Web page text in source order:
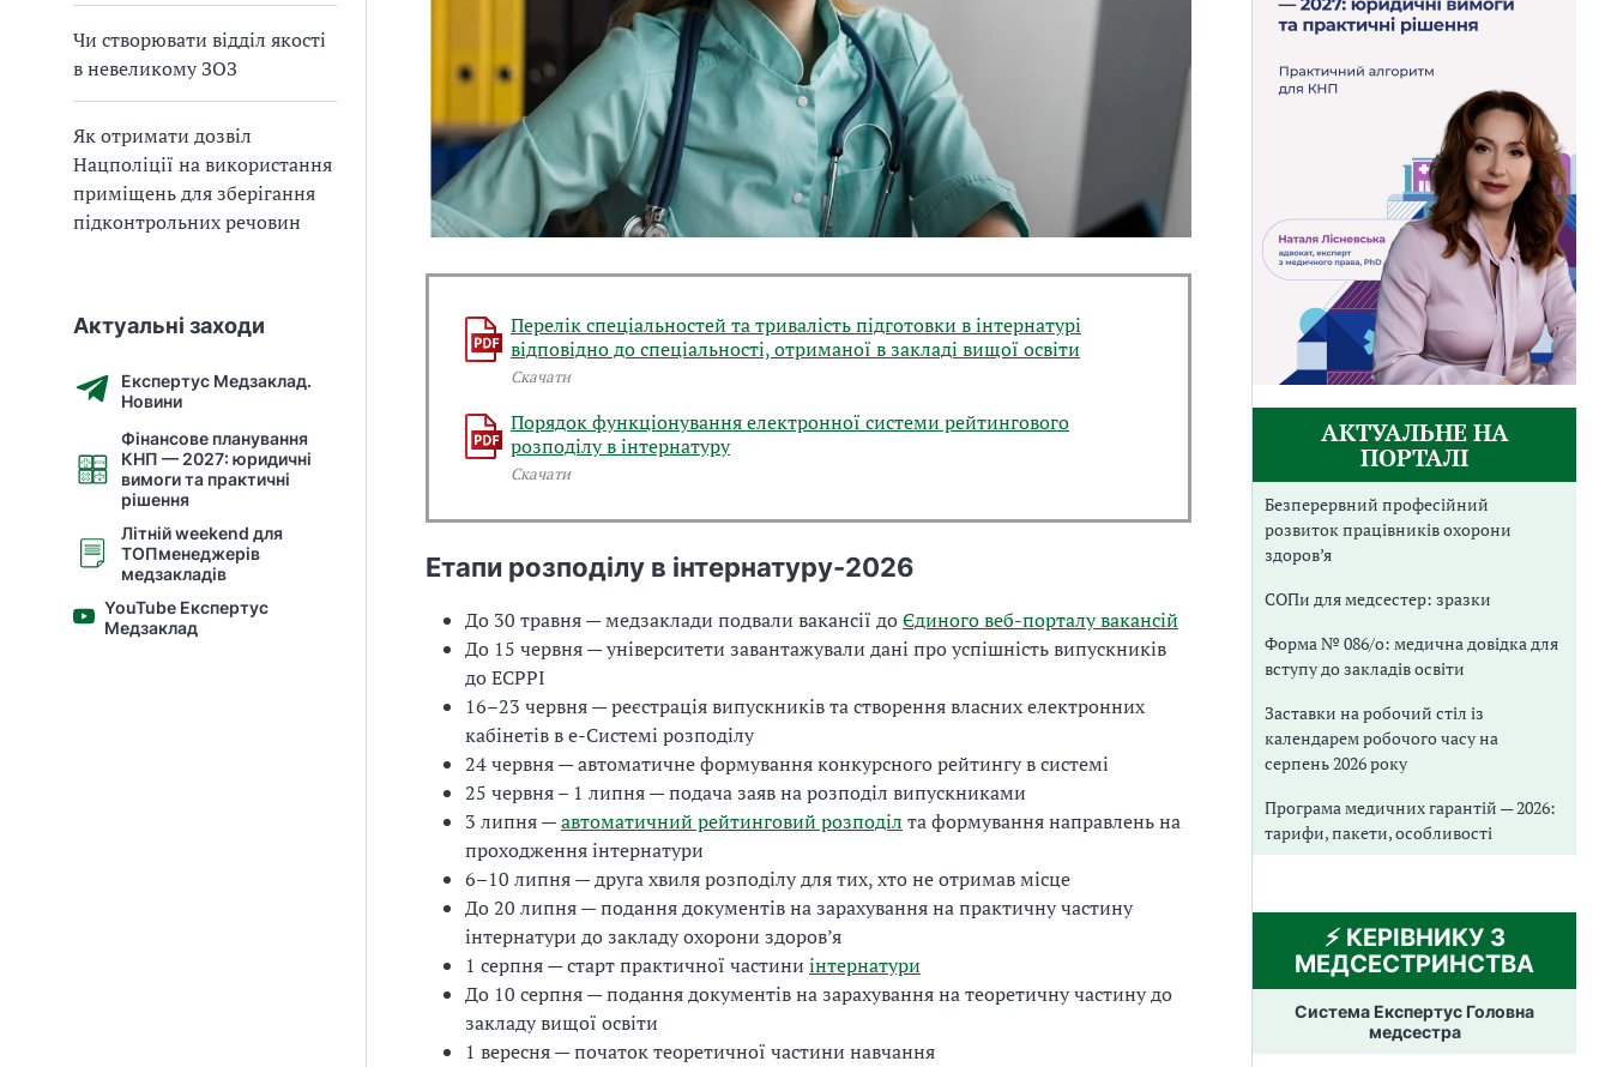
Чи створювати відділ якості
в невеликому ЗОЗ
Як отримати дозвіл
Нацполіції на використання
приміщень для зберігання
підконтрольних речовин
Актуальні заходи
Експертус Медзаклад.
Новини
Фінансове планування
КНП — 2027: юридичні
вимоги та практичні
рішення
Літній weekend для
ТОПменеджерів
медзакладів
YouTube Експертус
Медзаклад
Перелік спеціальностей та тривалість підготовки в інтернатурі
відповідно до спеціальності, отриманої в закладі вищої освіти
Скачати
Порядок функціонування електронної системи рейтингового
розподілу в інтернатуру
Скачати
Етапи розподілу в інтернатуру-2026
До 30 травня — медзаклади подвали вакансії доЄдиного веб-порталу вакансій
До 15 червня — університети завантажували дані про успішність випускників
до ЕСРРІ
16–23 червня — реєстрація випускників та створення власних електронних
кабінетів в е-Системі розподілу
24 червня — автоматичне формування конкурсного рейтингу в системі
25 червня – 1 липня — подача заяв на розподіл випускниками
3 липня —автоматичний рейтинговий розподіл та формування направлень на
проходження інтернатури
6–10 липня — друга хвиля розподілу для тих, хто не отримав місце
До 20 липня — подання документів на зарахування на практичну частину
інтернатури до закладу охорони здоров’я
1 серпня — старт практичної частини інтернатури
До 10 серпня — подання документів на зарахування на теоретичну частину до
закладу вищої освіти
1 вересня — початок теоретичної частини навчання
АКТУАЛЬНЕ НА
ПОРТАЛІ
Безперервний професійний
розвиток працівників охорони
здоров’я
СОПи для медсестер: зразки
Форма № 086/о: медична довідка для
вступу до закладів освіти
Заставки на робочий стіл із
календарем робочого часу на
серпень 2026 року
Програма медичних гарантій — 2026:
тарифи, пакети, особливості
⚡️ КЕРІВНИКУ З
МЕДСЕСТРИНСТВА
Система Експертус Головна
медсестра